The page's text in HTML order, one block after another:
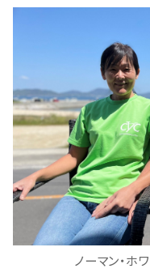
ノーマン・ホ